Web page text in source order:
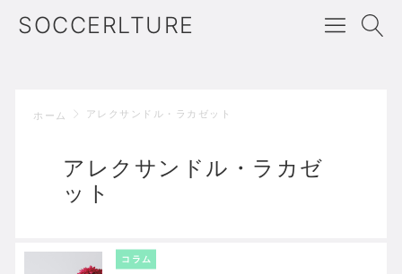
SOCCERLTURE
ホーム アレクサンドル・ラカゼット
アレクサンドル・ラカゼ
ット
コラム